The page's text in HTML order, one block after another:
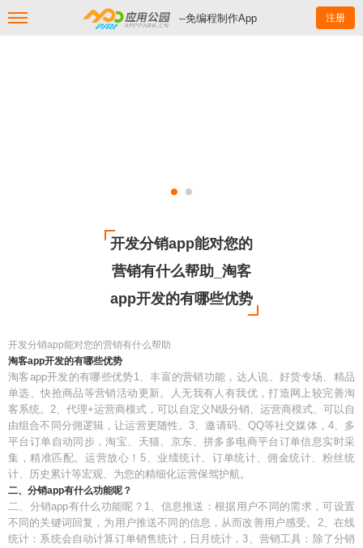
--免编程制作App 注册
开发分销app能对您的
营销有什么帮助_淘客
app开发的有哪些优势
开发分销app能对您的营销有什么帮助
淘客app开发的有哪些优势
淘客app开发的有哪些优势1、丰富的营销功能，达人说、好货专场、精品
单选、快抢商品等营销活动更新。人无我有人有我优，打造网上较完善淘
客系统。2、代理+运营商模式，可以自定义N级分销、运营商模式、可以自
由组合不同分佣逻辑，让运营更随性。3、邀请码、QQ等社交媒体，4、多
平台订单自动同步，淘宝、天猫、京东、拼多多电商平台订单信息实时采
集，精准匹配。运营放心！5、业绩统计、订单统计、佣金统计、粉丝统
计、历史累计等宏观、为您的精细化运营保驾护航。
二、分销app有什么功能呢？
二、分销app有什么功能呢？1、信息推送：根据用户不同的需求，可设置
不同的关键词回复，为用户推送不同的信息，从而改善用户感受。2、在线
统计：系统会自动计算订单销售统计，日月统计，3、营销工具：除了分销